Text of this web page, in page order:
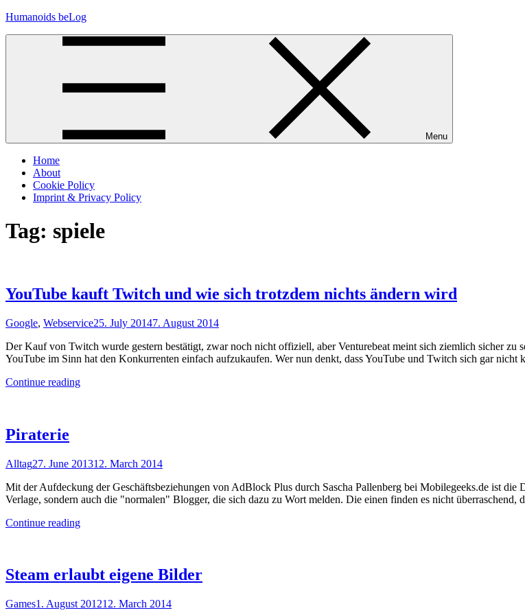
Skip
Humanoids beLog
Menu
Home
About
Cookie Policy
Imprint & Privacy Policy
Tag: spiele
YouTube kauft Twitch und wie sich trotzdem nichts ändern wird
Google, Webservice25. July 20147. August 2014
Der Kauf von Twitch wurde gestern bestätigt, zwar noch nicht offiziell, aber Venturebeat meint sich ziemlich sicher zu
YouTube im Sinn hat den Konkurrenten einfach aufzukaufen. Wer nun denkt, dass YouTube und Twitch sich gar
Continue reading"YouTube
nichts
wird"
Piraterie
Alltag27. June 201312. March 2014
Mit der Aufdeckung der Geschäftsbeziehungen von AdBlock Plus durch Sascha Pallenberg bei Mobilegeeks.de ist
Verlage, sondern auch die "normalen" Blogger, die sich dazu zu Wort melden. Die einen finden es nicht
Continue reading"Piraterie"
Steam erlaubt eigene Bilder
Games1. August 201212. March 2014